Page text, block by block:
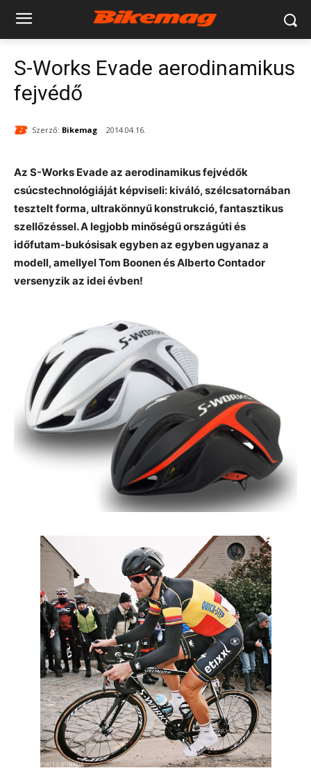
S-Works Evade aerodinamikus
fejvédő
Szerző: Bikemag 2014.04.16.
Az S-Works Evade az aerodinamikus fejvédők
csúcstechnológiáját képviseli: kiváló, szélcsatornában
tesztelt forma, ultrakönnyű konstrukció, fantasztikus
szellőzéssel. A legjobb minőségű országúti és
időfutam-bukósisak egyben az egyben ugyanaz a
modell, amellyel Tom Boonen és Alberto Contador
versenyzik az idei évben!